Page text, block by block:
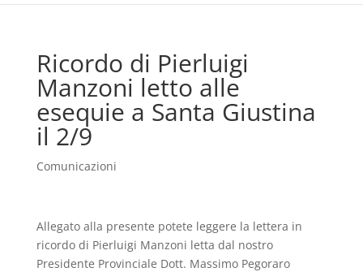
Ricordo di Pierluigi
Manzoni letto alle
esequie a Santa Giustina
il 2/9
Comunicazioni
Allegato alla presente potete leggere la lettera in
ricordo di Pierluigi Manzoni letta dal nostro
Presidente Provinciale Dott. Massimo Pegoraro